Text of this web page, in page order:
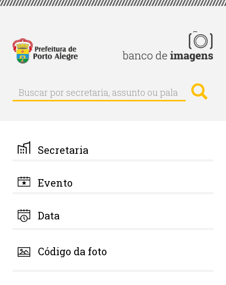
Pular
principal
Buscar
Buscar
por
palavra-
chave
Secretaria
Evento
Data
Código da foto